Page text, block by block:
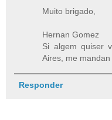
Muito brigado,
Hernan Gomez
Si algem quiser
Aires, me
Responder